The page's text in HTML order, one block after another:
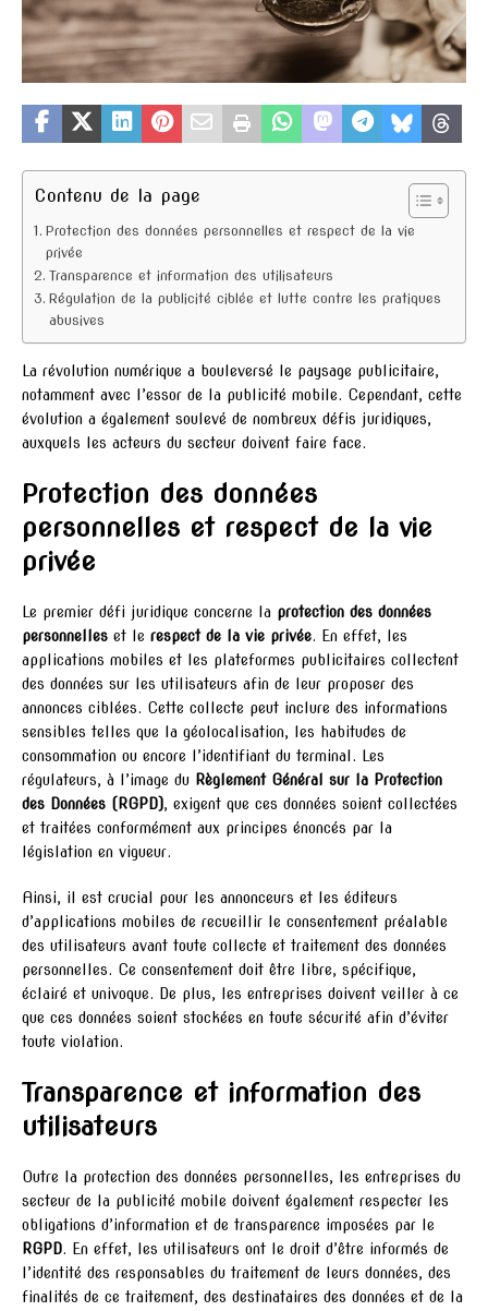
Contenu de la page
Protection des données personnelles et respect de la vie
privée
Transparence et information des utilisateurs
Régulation de la publicité ciblée et lutte contre les pratiques
abusives
La révolution numérique a bouleversé le paysage publicitaire,
notamment avec l’essor de la publicité mobile. Cependant, cette
évolution a également soulevé de nombreux défis juridiques,
auxquels les acteurs du secteur doivent faire face.
Protection des données
personnelles et respect de la vie
privée
Le premier défi juridique concerne la protection des données
personnelles et le respect de la vie privée. En effet, les
applications mobiles et les plateformes publicitaires collectent
des données sur les utilisateurs afin de leur proposer des
annonces ciblées. Cette collecte peut inclure des informations
sensibles telles que la géolocalisation, les habitudes de
consommation ou encore l’identifiant du terminal. Les
régulateurs, à l’image du Règlement Général sur la Protection
des Données (RGPD), exigent que ces données soient collectées
et traitées conformément aux principes énoncés par la
législation en vigueur.
Ainsi, il est crucial pour les annonceurs et les éditeurs
d’applications mobiles de recueillir le consentement préalable
des utilisateurs avant toute collecte et traitement des données
personnelles. Ce consentement doit être libre, spécifique,
éclairé et univoque. De plus, les entreprises doivent veiller à ce
que ces données soient stockées en toute sécurité afin d’éviter
toute violation.
Transparence et information des
utilisateurs
Outre la protection des données personnelles, les entreprises du
secteur de la publicité mobile doivent également respecter les
obligations d’information et de transparence imposées par le
RGPD. En effet, les utilisateurs ont le droit d’être informés de
l’identité des responsables du traitement de leurs données, des
finalités de ce traitement, des destinataires des données et de la